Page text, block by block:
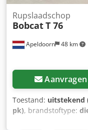
Apeldoorn 48 km
Rupslaadschop
BobcatT 76
Aanvragen
Toestand: uitstekend
pk), brandstoftype: